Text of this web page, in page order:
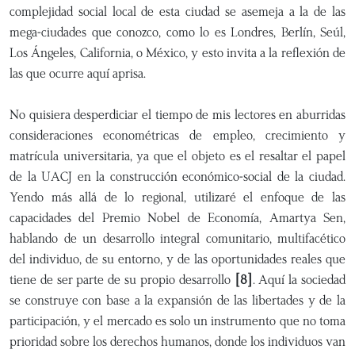
complejidad social local de esta ciudad se asemeja a la de las
mega-ciudades que conozco, como lo es Londres, Berlín, Seúl,
Los Ángeles, California, o México, y esto invita a la reflexión de
las que ocurre aquí aprisa.
No quisiera desperdiciar el tiempo de mis lectores en aburridas
consideraciones econométricas de empleo, crecimiento y
matrícula universitaria, ya que el objeto es el resaltar el papel
de la UACJ en la construcción económico-social de la ciudad.
Yendo más allá de lo regional, utilizaré el enfoque de las
capacidades del Premio Nobel de Economía, Amartya Sen,
hablando de un desarrollo integral comunitario, multifacético
del individuo, de su entorno, y de las oportunidades reales que
tiene de ser parte de su propio desarrollo [8] . Aquí la sociedad
se construye con base a la expansión de las libertades y de la
participación, y el mercado es solo un instrumento que no toma
prioridad sobre los derechos humanos, donde los individuos van